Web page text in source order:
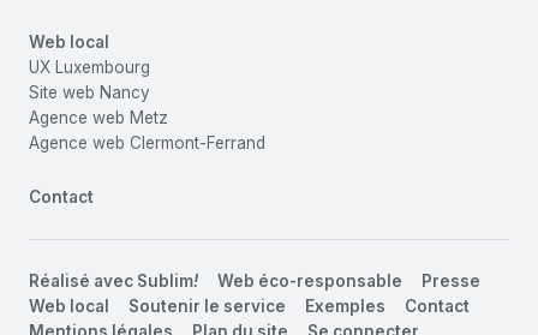
Web local
UX Luxembourg
Site web Nancy
Agence web Metz
Agence web Clermont-Ferrand
Contact
Réalisé avec Sublim! Web éco-responsable
Presse
Web local
Soutenir le service Exemples
Contact
Mentions légales
Plan du site Se connecter